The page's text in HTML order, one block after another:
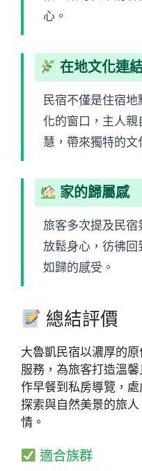
心。
在地文化連
民宿不僅是住宿
化的窗口，主人親
慧，帶來獨特的文
家的歸屬感
旅客多次提及民宿
放鬆身心，彷彿回
如歸的感受。
總結評價
大魯凱民宿以濃厚的
服務，為旅客打造溫
作早餐到私房導覽，
探索與自然美景的旅
情。
適合族群